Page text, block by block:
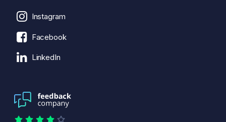
Instagram
Facebook
LinkedIn